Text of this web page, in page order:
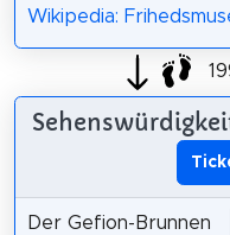
Wikipedia:
Der Gefion-Brunnen